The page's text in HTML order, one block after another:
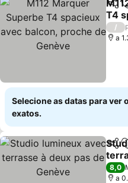
T4
Ver
/
a
Selecione as datas para ver
exatos.
Ver
8,0
a